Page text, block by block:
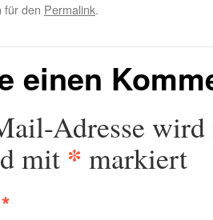
für den Permalink.
einen
Adresse
mit * markiert
*